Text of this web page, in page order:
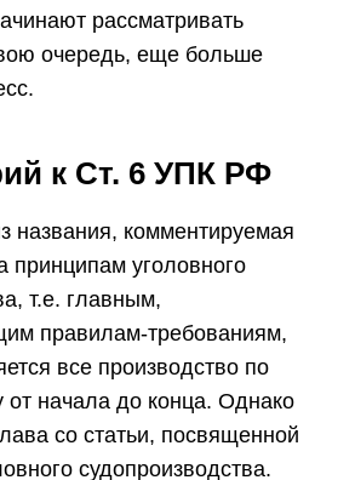
рассматривать
очередь, еще больше
к Ст. 6 УПК РФ
названия, комментируемая
принципам уголовного
т.е. главным,
правилам-требованиям,
все производство по
от начала до конца. Однако
со статьи, посвященной
судопроизводства.